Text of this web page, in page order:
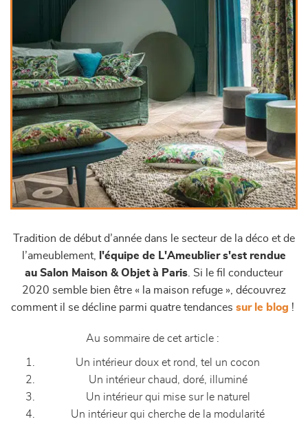
Tradition de début d’année dans le secteur de la déco et de
l’ameublement,
l'équipe de L'Ameublier s'est rendue
au Salon Maison & Objet à Paris . Si le fil conducteur
2020 semble bien être « la maison refuge », découvrez
comment il se décline parmi quatre tendances sur le blog !
Au sommaire de cet article :
Un intérieur doux et rond, tel un cocon
Un intérieur chaud, doré, illuminé
Un intérieur qui mise sur le naturel
Un intérieur qui cherche de la modularité